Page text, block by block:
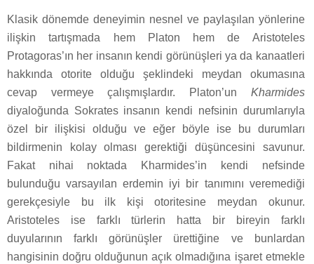
Klasik dönemde deneyimin nesnel ve paylaşılan yönlerine
ilişkin tartışmada hem Platon hem de Aristoteles
Protagoras’ın her insanın kendi görünüşleri ya da kanaatleri
hakkında otorite olduğu şeklindeki meydan okumasına
cevap vermeye çalışmışlardır. Platon’un Kharmides
diyaloğunda Sokrates insanın kendi nefsinin durumlarıyla
özel bir ilişkisi olduğu ve eğer böyle ise bu durumları
bildirmenin kolay olması gerektiği düşüncesini savunur.
Fakat nihai noktada Kharmides’in kendi nefsinde
bulunduğu varsayılan erdemin iyi bir tanımını veremediği
gerekçesiyle bu ilk kişi otoritesine meydan okunur.
Aristoteles ise farklı türlerin hatta bir bireyin farklı
duyularının farklı görünüşler ürettiğine ve bunlardan
hangisinin doğru olduğunun açık olmadığına işaret etmekle